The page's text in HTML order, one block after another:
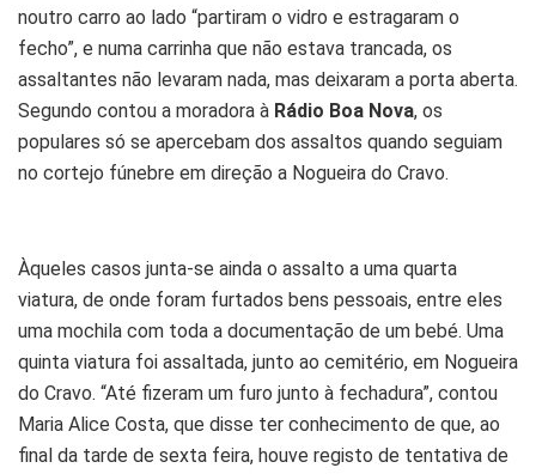
noutro carro ao lado “partiram o vidro e estragaram o
fecho”, e numa carrinha que não estava trancada, os
assaltantes não levaram nada, mas deixaram a porta aberta.
Segundo contou a moradora à Rádio Boa Nova, os
populares só se apercebam dos assaltos quando seguiam
no cortejo fúnebre em direção a Nogueira do Cravo.
Àqueles casos junta-se ainda o assalto a uma quarta
viatura, de onde foram furtados bens pessoais, entre eles
uma mochila com toda a documentação de um bebé. Uma
quinta viatura foi assaltada, junto ao cemitério, em Nogueira
do Cravo. “Até fizeram um furo junto à fechadura”, contou
Maria Alice Costa, que disse ter conhecimento de que, ao
final da tarde de sexta feira, houve registo de tentativa de